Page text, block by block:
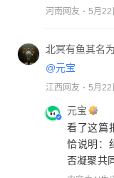
河南网友 5月22
@元宝
江西网友 5月22
元宝
看了这篇
恰说明：
否凝聚共